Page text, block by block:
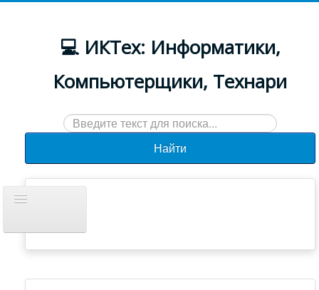
💻 ИКТех: Информатики,
Компьютерщики, Технари
Искать...
Найти
навигацию